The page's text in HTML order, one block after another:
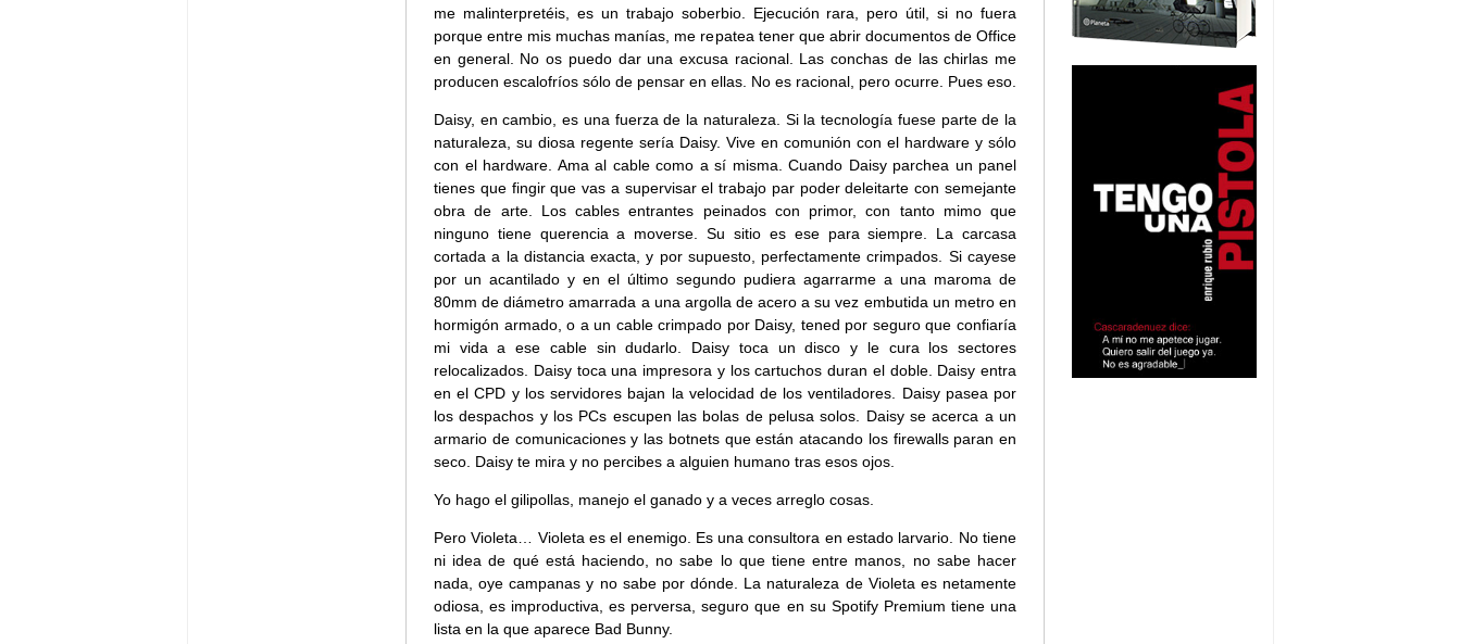
me malinterpretéis, es un trabajo soberbio. Ejecución rara, pero útil, si no fuera
porque entre mis muchas manías, me repatea tener que abrir documentos de Office
en general. No os puedo dar una excusa racional. Las conchas de las chirlas me
producen escalofríos sólo de pensar en ellas. No es racional, pero ocurre. Pues eso.
Daisy, en cambio, es una fuerza de la naturaleza. Si la tecnología fuese parte de la
naturaleza, su diosa regente sería Daisy. Vive en comunión con el hardware y sólo
con el hardware. Ama al cable como a sí misma. Cuando Daisy parchea un panel
tienes que fingir que vas a supervisar el trabajo par poder deleitarte con semejante
obra de arte. Los cables entrantes peinados con primor, con tanto mimo que
ninguno tiene querencia a moverse. Su sitio es ese para siempre. La carcasa
cortada a la distancia exacta, y por supuesto, perfectamente crimpados. Si cayese
por un acantilado y en el último segundo pudiera agarrarme a una maroma de
80mm de diámetro amarrada a una argolla de acero a su vez embutida un metro en
hormigón armado, o a un cable crimpado por Daisy, tened por seguro que confiaría
mi vida a ese cable sin dudarlo. Daisy toca un disco y le cura los sectores
relocalizados. Daisy toca una impresora y los cartuchos duran el doble. Daisy entra
en el CPD y los servidores bajan la velocidad de los ventiladores. Daisy pasea por
los despachos y los PCs escupen las bolas de pelusa solos. Daisy se acerca a un
armario de comunicaciones y las botnets que están atacando los firewalls paran en
seco. Daisy te mira y no percibes a alguien humano tras esos ojos.
Yo hago el gilipollas, manejo el ganado y a veces arreglo cosas.
Pero Violeta… Violeta es el enemigo. Es una consultora en estado larvario. No tiene
ni idea de qué está haciendo, no sabe lo que tiene entre manos, no sabe hacer
nada, oye campanas y no sabe por dónde. La naturaleza de Violeta es netamente
odiosa, es improductiva, es perversa, seguro que en su Spotify Premium tiene una
lista en la que aparece Bad Bunny.